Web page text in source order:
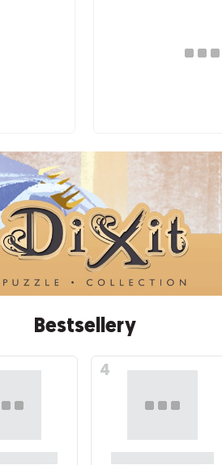
Bestsellery